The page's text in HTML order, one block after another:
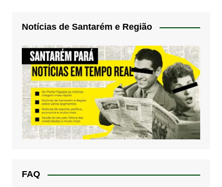
Notícias de Santarém e Região
FAQ